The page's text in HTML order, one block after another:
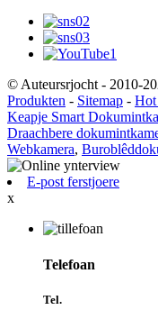
© Auteursrjocht - 2010-
Produkten - Sitemap - Hot
Keapje Smart
Draachbere
Webkamera,
E-post ferstjoere
x
Telefoan
Tel.